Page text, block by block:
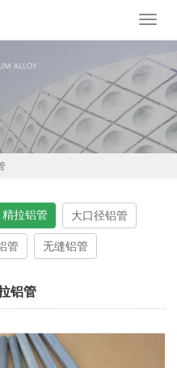
精拉铝管 大口径铝管
管 无缝铝管
铝管